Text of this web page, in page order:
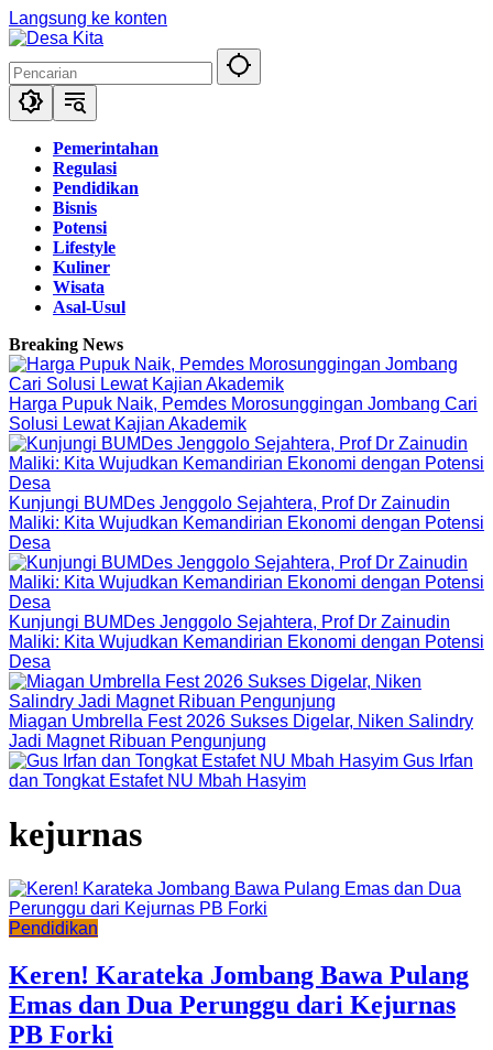
Langsung ke konten
Pemerintahan
Regulasi
Pendidikan
Bisnis
Potensi
Lifestyle
Kuliner
Wisata
Asal-Usul
Breaking News
Harga Pupuk Naik, Pemdes Morosunggingan Jombang Cari
Solusi Lewat Kajian Akademik
Kunjungi BUMDes Jenggolo Sejahtera, Prof Dr Zainudin
Maliki: Kita Wujudkan Kemandirian Ekonomi dengan Potensi
Desa
Kunjungi BUMDes Jenggolo Sejahtera, Prof Dr Zainudin
Maliki: Kita Wujudkan Kemandirian Ekonomi dengan Potensi
Desa
Miagan Umbrella Fest 2026 Sukses Digelar, Niken Salindry
Jadi Magnet Ribuan Pengunjung
Gus Irfan
dan Tongkat Estafet NU Mbah Hasyim
kejurnas
Pendidikan
Keren! Karateka Jombang Bawa Pulang
Emas dan Dua Perunggu dari Kejurnas
PB Forki